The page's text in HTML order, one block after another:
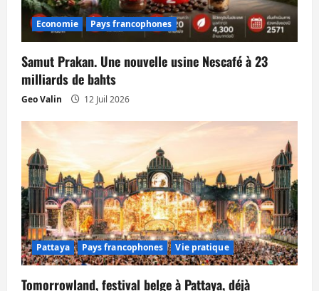
Economie Pays francophones
Samut Prakan. Une nouvelle usine Nescafé à 23
milliards de bahts
Geo Valin 12 Juil 2026
Pattaya Pays francophones Vie pratique
Tomorrowland, festival belge à Pattaya, déjà